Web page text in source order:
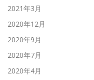
2021年3月
2020年12月
2020年9月
2020年7月
2020年4月